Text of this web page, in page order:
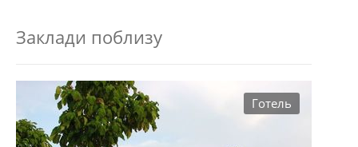
Заклади поблизу
Готель